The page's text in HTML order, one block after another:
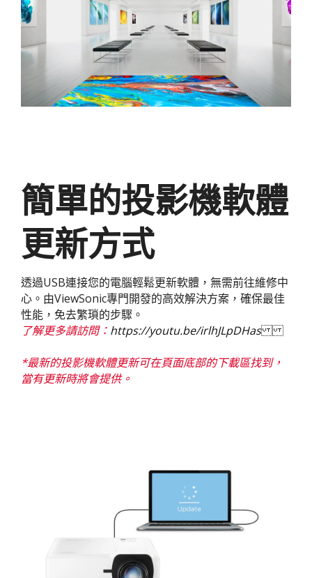
簡單的投影機軟體
更新方式
透過USB連接您的電腦輕鬆更新軟體，無需前往維修中
心。由ViewSonic專門開發的高效解決方案，確保最佳
性能，免去繁瑣的步驟。
了解更多請訪問： https://youtu.be/irlhJLpDHas
*最新的投影機軟體更新可在頁面底部的下載區找到，
當有更新時將會提供。